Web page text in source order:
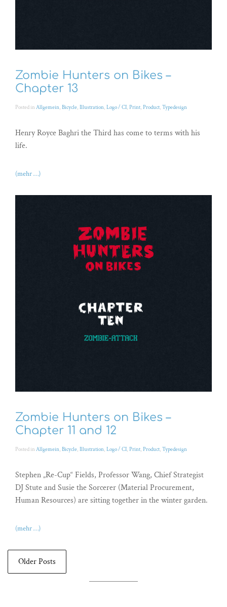
Zombie Hunters on Bikes –
Chapter 13
Posted in Allgemein, Bicycle, Illustration, Logo / CI, Print, Product, Typedesign
Henry Royce Baghri the Third has come to terms with his
life.
(mehr …)
Zombie Hunters on Bikes –
Chapter 11 and 12
Posted in Allgemein, Bicycle, Illustration, Logo / CI, Print, Product, Typedesign
Stephen „Re-Cup“ Fields, Professor Wang, Chief Strategist
DJ Stute and Susie the Sorcerer (Material Procurement,
Human Resources) are sitting together in the winter garden.
(mehr …)
Older Posts